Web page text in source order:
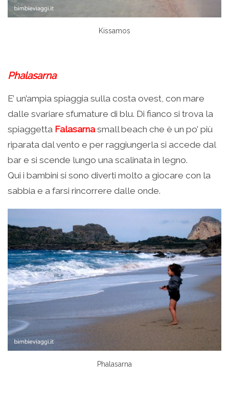
Kissamos
Phalasarna
E’ un’ampia spiaggia sulla costa ovest, con mare
dalle svariare sfumature di blu. Di fianco si trova la
spiaggetta Falasarna small beach che è un po’ più
riparata dal vento e per raggiungerla si accede dal
bar e si scende lungo una scalinata in legno.
Qui i bambini si sono diverti molto a giocare con la
sabbia e a farsi rincorrere dalle onde.
Phalasarna